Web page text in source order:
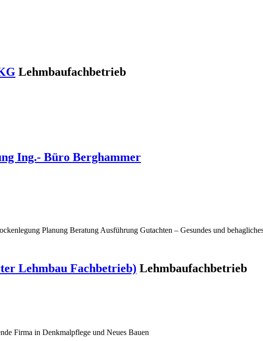
Lehmbaufachbetrieb
Ing.- Büro Berghammer
Planung Beratung Ausführung Gutachten – Gesundes und
Lehmbau Fachbetrieb) Lehmbaufachbetrieb
Firma in Denkmalpflege und Neues Bauen